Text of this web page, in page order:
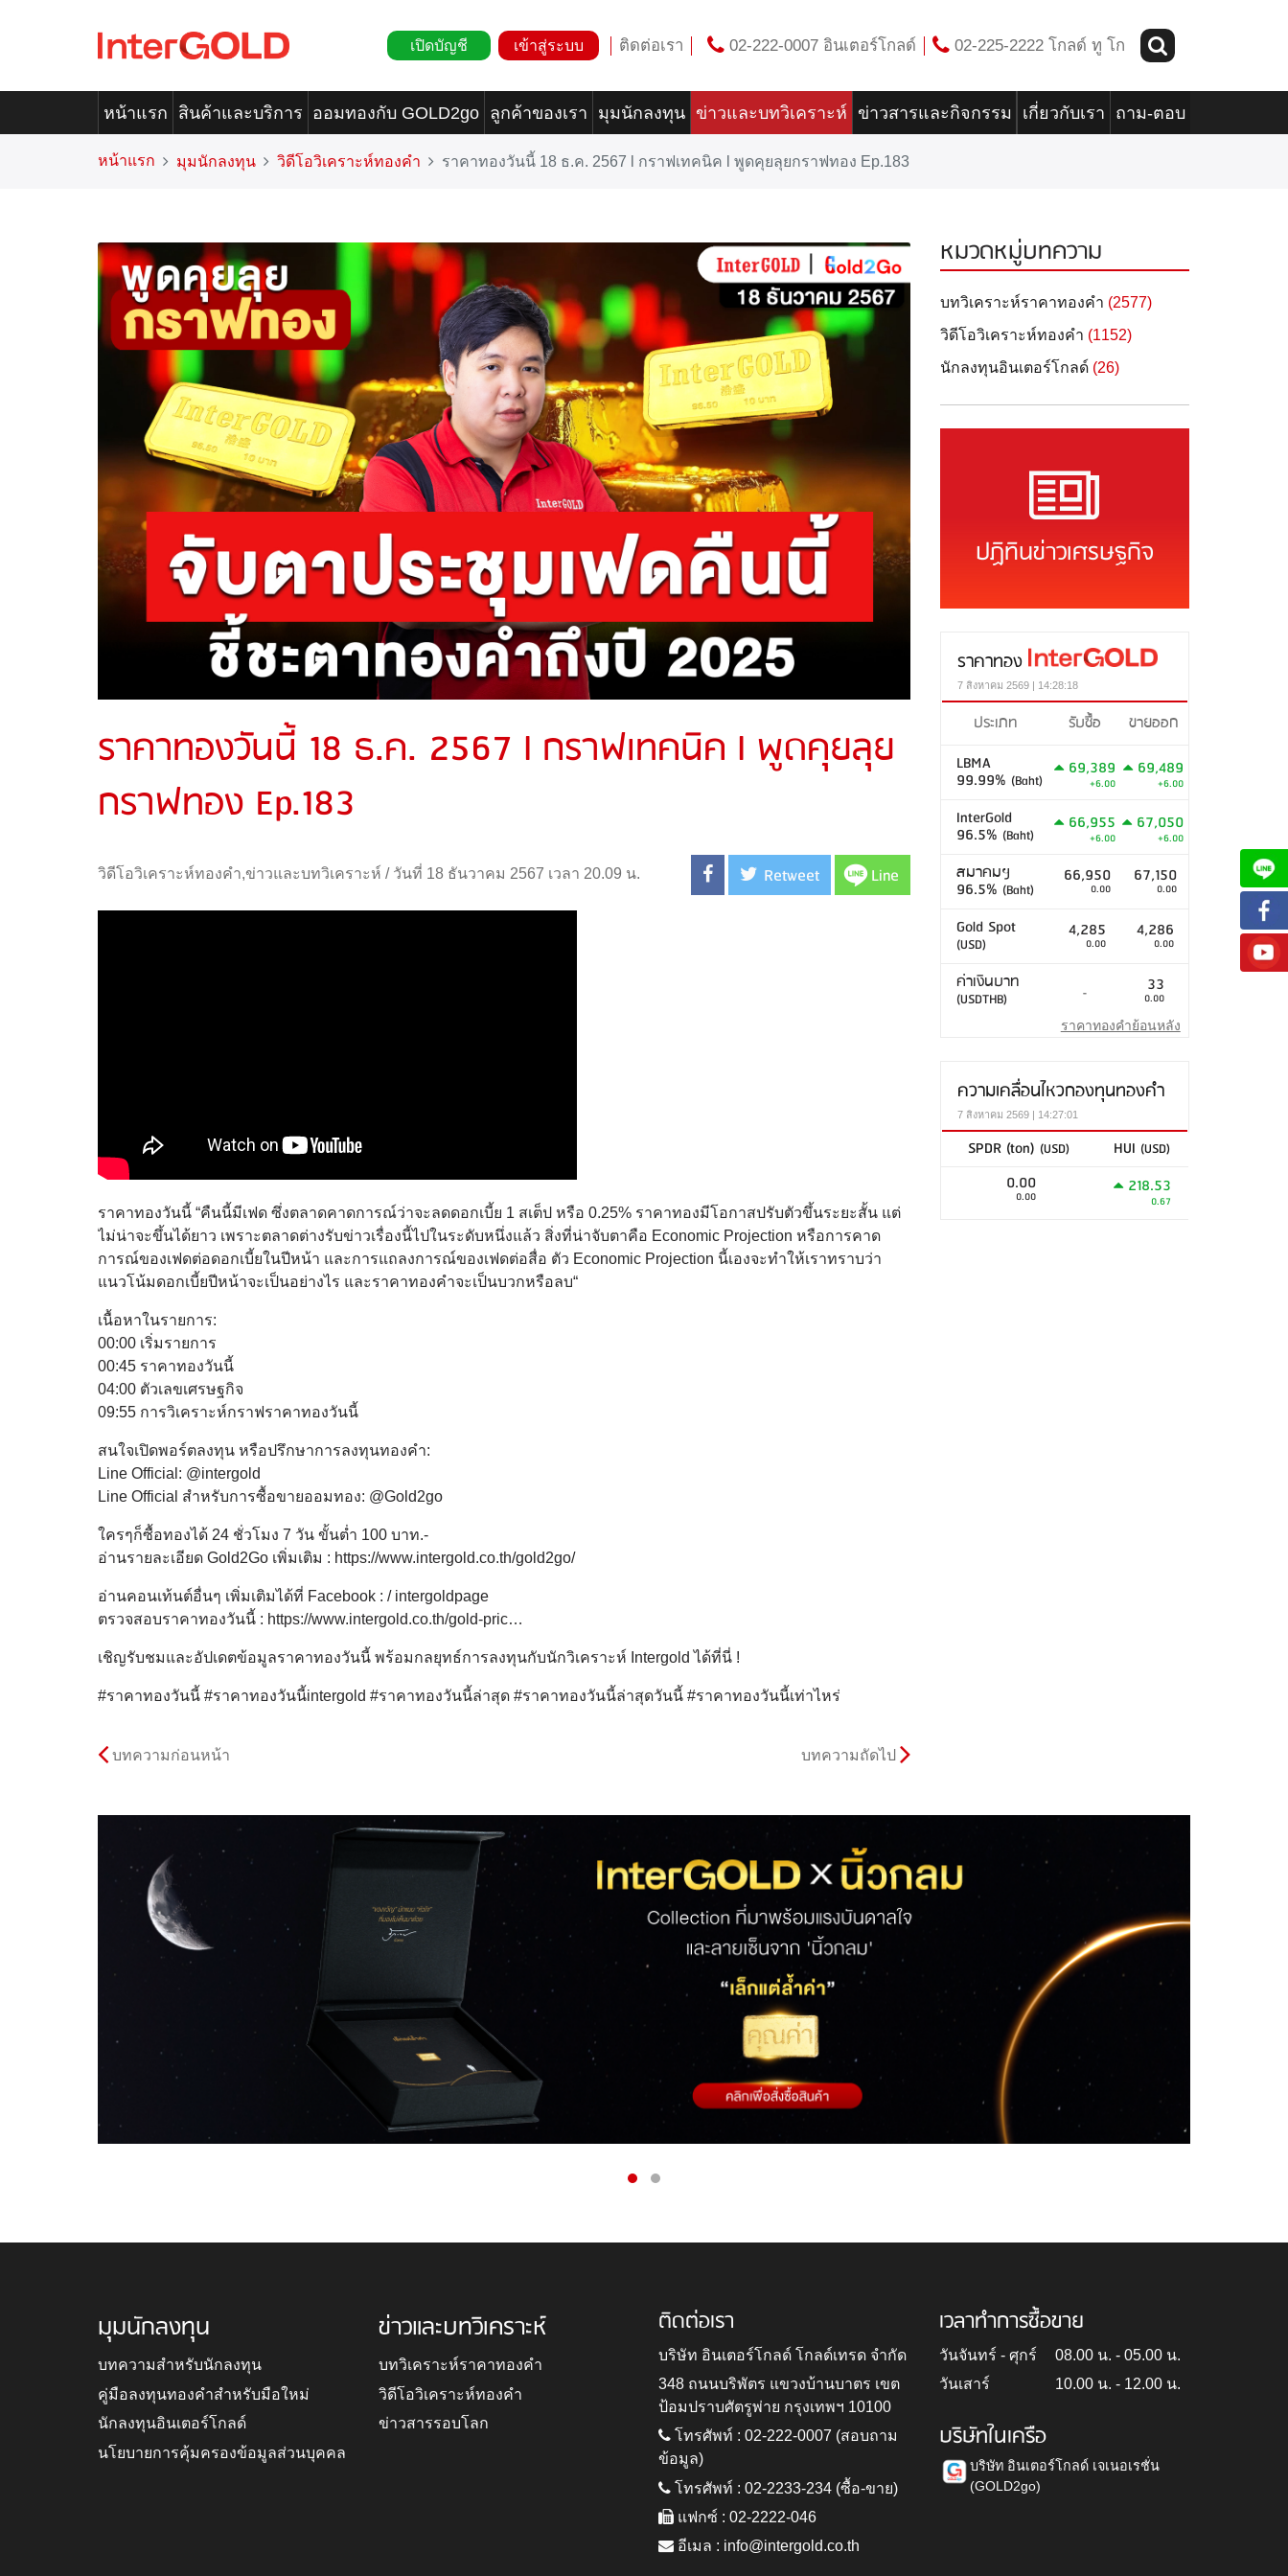
เปิดบัญชี เข้าสู่ระบบ ติดต่อเรา 02-222-0007 อินเตอร์โกลด์ 02-225-2222 โกลด์ ทู โก
หน้าแรก สินค้าและบริการ ออมทองกับ GOLD2go ลูกค้าของเรา มุมนักลงทุน ข่าวและบทวิเคราะห์ ข่าวสารและกิจกรรม เกี่ยวกับเรา ถาม-ตอบ
หน้าแรก มุมนักลงทุน วิดีโอวิเคราะห์ทองคำ ราคาทองวันนี้ 18 ธ.ค. 2567 l กราฟเทคนิค l พูดคุยลุยกราฟทอง Ep.183
ราคาทองวันนี้ 18 ธ.ค. 2567 l กราฟเทคนิค l พูดคุยลุย
กราฟทอง Ep.183
วิดีโอวิเคราะห์ทองคำ,ข่าวและบทวิเคราะห์ / วันที่ 18 ธันวาคม 2567 เวลา 20.09 น. Retweet Line
ราคาทองวันนี้ “คืนนี้มีเฟด ซึ่งตลาดคาดการณ์ว่าจะลดดอกเบี้ย 1 สเต็ป หรือ 0.25% ราคาทองมีโอกาสปรับตัวขึ้นระยะสั้น แต่
ไม่น่าจะขึ้นได้ยาว เพราะตลาดต่างรับข่าวเรื่องนี้ไปในระดับหนึ่งแล้ว สิ่งที่น่าจับตาคือ Economic Projection หรือการคาด
การณ์ของเฟดต่อดอกเบี้ยในปีหน้า และการแถลงการณ์ของเฟดต่อสื่อ ตัว Economic Projection นี้เองจะทำให้เราทราบว่า
แนวโน้มดอกเบี้ยปีหน้าจะเป็นอย่างไร และราคาทองคำจะเป็นบวกหรือลบ“
เนื้อหาในรายการ:
00:00 เริ่มรายการ
00:45 ราคาทองวันนี้
04:00 ตัวเลขเศรษฐกิจ
09:55 การวิเคราะห์กราฟราคาทองวันนี้
สนใจเปิดพอร์ตลงทุน หรือปรึกษาการลงทุนทองคำ:
Line Official: @intergold
Line Official สำหรับการซื้อขายออมทอง: @Gold2go
ใครๆก็ซื้อทองได้ 24 ชั่วโมง 7 วัน ขั้นต่ำ 100 บาท.-
อ่านรายละเอียด Gold2Go เพิ่มเติม : https://www.intergold.co.th/gold2go/
อ่านคอนเท้นต์อื่นๆ เพิ่มเติมได้ที่ Facebook : / intergoldpage
ตรวจสอบราคาทองวันนี้ : https://www.intergold.co.th/gold-pric…
เชิญรับชมและอัปเดตข้อมูลราคาทองวันนี้ พร้อมกลยุทธ์การลงทุนกับนักวิเคราะห์ Intergold ได้ที่นี่ !
#ราคาทองวันนี้ #ราคาทองวันนี้intergold #ราคาทองวันนี้ล่าสุด #ราคาทองวันนี้ล่าสุดวันนี้ #ราคาทองวันนี้เท่าไหร่
บทความก่อนหน้า บทความถัดไป
หมวดหมู่บทความ
บทวิเคราะห์ราคาทองคำ (2577)
วิดีโอวิเคราะห์ทองคำ (1152)
นักลงทุนอินเตอร์โกลด์ (26)
ปฏิทินข่าวเศรษฐกิจ
ราคาทอง
7 สิงหาคม 2569 | 14:28:18
ประเภท รับซื้อ
ขายออก
LBMA
99.99% (Baht)
69,389
+6.00
69,489
+6.00
InterGold
96.5% (Baht)
66,955
+6.00
67,050
+6.00
สมาคมฯ
96.5% (Baht)
66,950
0.00
67,150
0.00
Gold Spot
(USD)
4,285
0.00
4,286
0.00
ค่าเงินบาท
(USDTHB) - 33
0.00
ราคาทองคำย้อนหลัง
ความเคลื่อนไหวกองทุนทองคำ
7 สิงหาคม 2569 | 14:27:01
SPDR (ton) (USD) HUI (USD)
0.00
0.00 218.53
0.67
มุมนักลงทุน
บทความสำหรับนักลงทุน
คู่มือลงทุนทองคำสำหรับมือใหม่
นักลงทุนอินเตอร์โกลด์
นโยบายการคุ้มครองข้อมูลส่วนบุคคล
ข่าวและบทวิเคราะห์
บทวิเคราะห์ราคาทองคำ
วิดีโอวิเคราะห์ทองคำ
ข่าวสารรอบโลก
ติดต่อเรา
บริษัท อินเตอร์โกลด์ โกลด์เทรด จำกัด
348 ถนนบริพัตร แขวงบ้านบาตร เขต
ป้อมปราบศัตรูพ่าย กรุงเทพฯ 10100
โทรศัพท์ : 02-222-0007 (สอบถาม
ข้อมูล)
โทรศัพท์ : 02-2233-234 (ซื้อ-ขาย)
แฟกซ์ : 02-2222-046
อีเมล : info@intergold.co.th
เวลาทำการซื้อขาย
วันจันทร์ - ศุกร์
08.00 น. - 05.00 น.
วันเสาร์
10.00 น. - 12.00 น.
บริษัทในเครือ
บริษัท อินเตอร์โกลด์ เจเนอเรชั่น
(GOLD2go)